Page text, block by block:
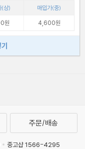
(상)
매입가(중)
원 4,600원
주문/배송
중고샵 1566-4295